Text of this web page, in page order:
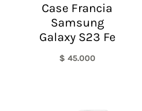
Case Francia
Samsung
Galaxy S23 Fe
$ 45.000